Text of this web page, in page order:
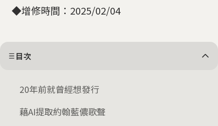
◆增修時間：2025/02/04
目次
20年前就曾經想發行
藉AI提取約翰藍儂歌聲